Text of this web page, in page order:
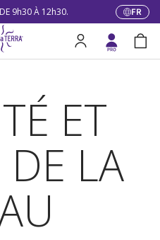
9h30 À 12h30.
COMMANDE
€
Langue
FR
Se connecter
ET
LA